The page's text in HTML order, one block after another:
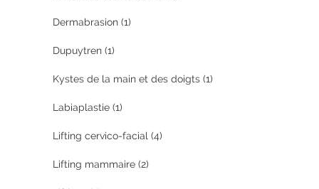
Dermabrasion (1)
Dupuytren (1)
Kystes de la main et des doigts (1)
Labiaplastie (1)
Lifting cervico-facial (4)
Lifting mammaire (2)